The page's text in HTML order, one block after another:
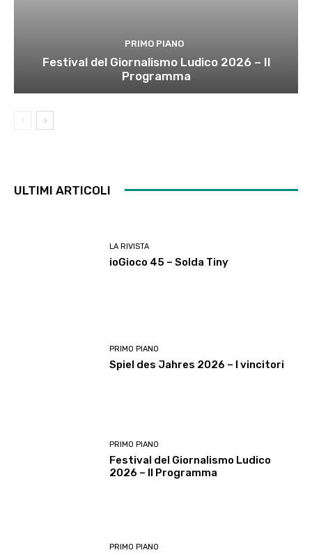
PRIMO PIANO
Festival del Giornalismo Ludico 2026 – Il
Programma
ULTIMI ARTICOLI
LA RIVISTA
ioGioco 45 – Solda Tiny
PRIMO PIANO
Spiel des Jahres 2026 – I vincitori
PRIMO PIANO
Festival del Giornalismo Ludico
2026 – Il Programma
PRIMO PIANO